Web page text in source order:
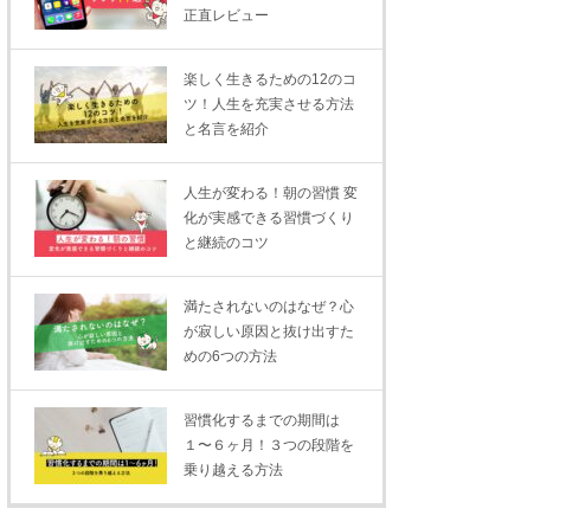
正直レビュー
楽しく生きるための12のコ
ツ！人生を充実させる方法
と名言を紹介
人生が変わる！朝の習慣 変
化が実感できる習慣づくり
と継続のコツ
満たされないのはなぜ？心
が寂しい原因と抜け出すた
めの6つの方法
習慣化するまでの期間は
１〜６ヶ月！３つの段階を
乗り越える方法